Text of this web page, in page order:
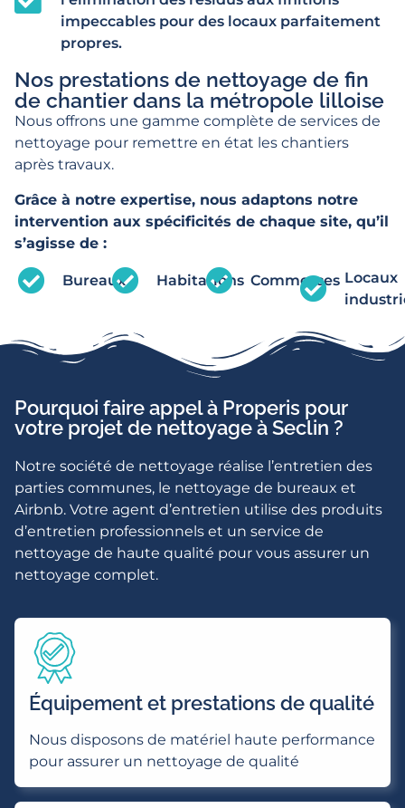
impeccables pour des locaux parfaitement
propres.
Nos prestations de nettoyage de fin
de chantier dans la métropole lilloise
Nous offrons une gamme complète de services de
nettoyage pour remettre en état les chantiers
après travaux.
Grâce à notre expertise, nous adaptons notre
intervention aux spécificités de chaque site, qu’il
s’agisse de :
Bureaux Habitations Commerces Locaux
Pourquoi faire appel à Properis pour
votre projet de nettoyage à Seclin ?
Notre société de nettoyage réalise l’entretien des
parties communes, le nettoyage de bureaux et
Airbnb. Votre agent d’entretien utilise des produits
d’entretien professionnels et un service de
nettoyage de haute qualité pour vous assurer un
nettoyage complet.
Équipement et prestations de qualité
Nous disposons de matériel haute performance
pour assurer un nettoyage de qualité